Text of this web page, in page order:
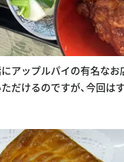
アップルパイの有名なお
だけるのですが、今回は